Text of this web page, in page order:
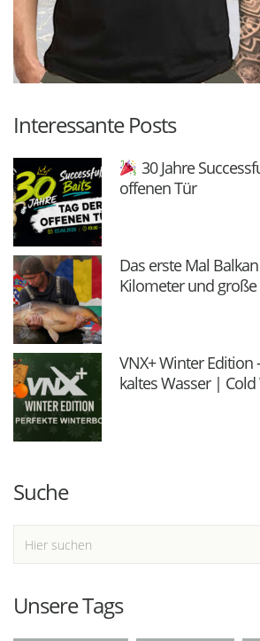
Interessante Posts
30 Jahre
offenen Tür
Das erste Mal
Kilometer und
VNX+ Winter
kaltes Wasser |
Suche
Unsere Tags